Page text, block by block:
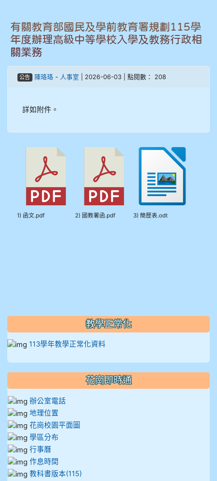
907張晏寧
908彭主豪
909林玉楓
909林朝智
910謝尚橙
910呂芃澔
910溫婕伶
有關教育部國民及學前教育署規劃115學
年度辦理高級中等學校入學及教務行政相
關業務
公告 陳珞珞- 人事室 | 2026-06-03 | 點閱數： 208
詳如附件。
1) 函文.pdf 2) 國教署函.pdf 3) 簡歷表.odt
教學正常化
113學年教學正常化資料
花崗即時通
辦公室電話
地理位置
花崗校園平面圖
學區分布
行事曆
作息時間
教科書版本(115)